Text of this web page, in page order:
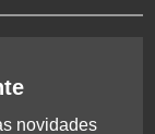
novidades